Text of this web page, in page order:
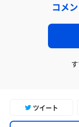
コメ
ツイート